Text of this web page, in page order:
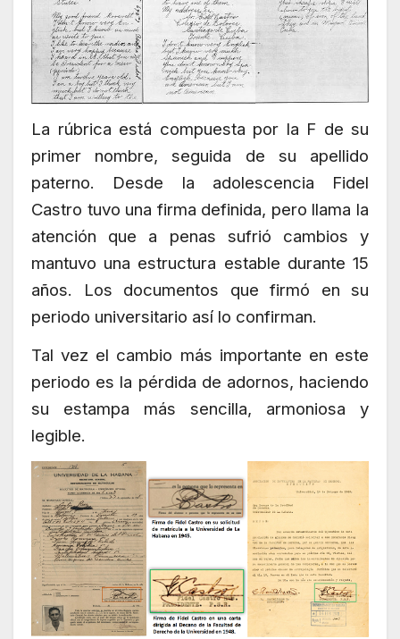
La rúbrica está compuesta por la F de su
primer nombre, seguida de su apellido
paterno. Desde la adolescencia Fidel
Castro tuvo una firma definida, pero llama la
atención que a penas sufrió cambios y
mantuvo una estructura estable durante 15
años. Los documentos que firmó en su
periodo universitario así lo confirman.
Tal vez el cambio más importante en este
periodo es la pérdida de adornos, haciendo
su estampa más sencilla, armoniosa y
legible.